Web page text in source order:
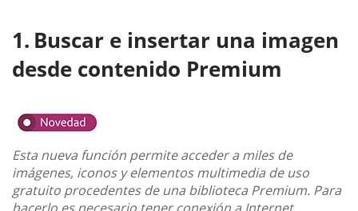
Buscar e insertar una imagen
desde contenido Premium
Esta nueva función permite acceder a miles de
imágenes, iconos y elementos multimedia de uso
gratuito procedentes de una biblioteca Premium. Para